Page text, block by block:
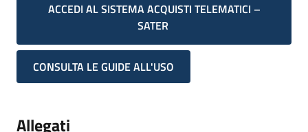
ACCEDI AL SISTEMA ACQUISTI TELEMATICI –
SATER
CONSULTA LE GUIDE ALL'USO
Allegati